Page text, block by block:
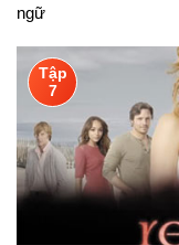
ngữ
Tập
7